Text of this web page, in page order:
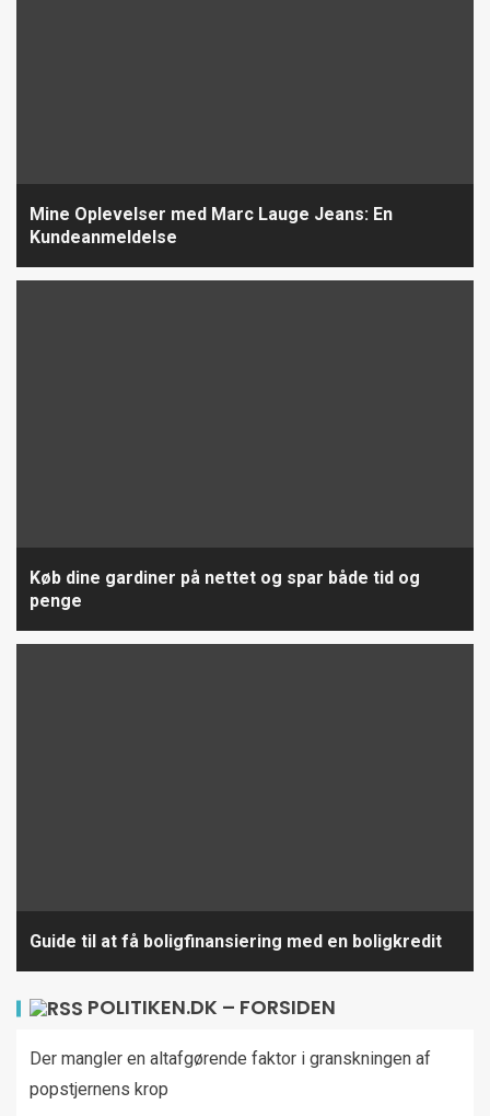
Mine Oplevelser med Marc Lauge Jeans: En
Kundeanmeldelse
Køb dine gardiner på nettet og spar både tid og
penge
Guide til at få boligfinansiering med en boligkredit
POLITIKEN.DK – FORSIDEN
Der mangler en altafgørende faktor i granskningen af
popstjernens krop